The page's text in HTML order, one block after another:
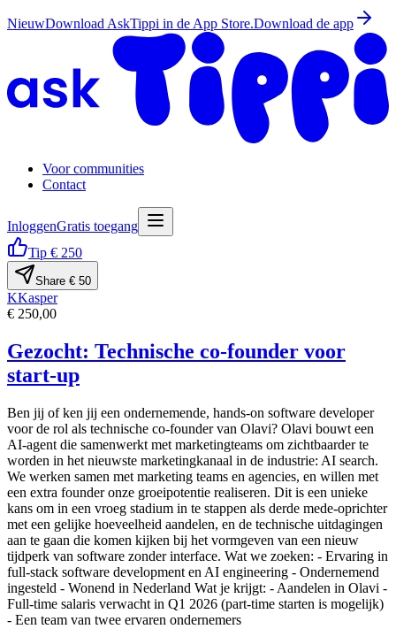
NieuwDownload AskTippi in de App Store.Download de app
Voor communities
Contact
InloggenGratis toegang
Tip € 250
Share € 50
KKasper
€ 250,00
Gezocht: Technische co-founder voor
start-up
Ben jij of ken jij een ondernemende, hands-on software developer
voor de rol als technische co-founder van Olavi? Olavi bouwt een
AI-agent die samenwerkt met marketingteams om zichtbaarder te
worden in het nieuwste marketingkanaal in de industrie: AI search.
We werken samen met marketing teams en agencies, en willen met
een extra founder onze groeipotentie realiseren. Dit is een unieke
kans om in een vroeg stadium in te stappen als derde mede-oprichter
met een gelijke hoeveelheid aandelen, en de technische uitdagingen
aan te gaan die komen kijken bij het vormgeven van een nieuw
tijdperk van software zonder interface. Wat we zoeken: - Ervaring in
full-stack software development en AI engineering - Ondernemend
ingesteld - Wonend in Nederland Wat je krijgt: - Aandelen in Olavi -
Full-time salaris verwacht in Q1 2026 (part-time starten is mogelijk)
- Een team van twee ervaren ondernemers